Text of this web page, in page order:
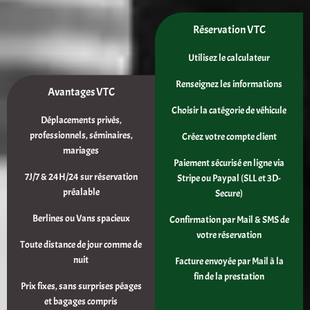
Avantages VTC
Déplacements privés,
professionnels, séminaires,
mariages
7J/7 & 24H/24 sur réservation
préalable
Berlines ou Vans spacieux
Toute distance de jour comme de
nuit
Prix fixes, sans surprises péages
et bagages compris
Réservation VTC
Utilisez le calculateur
Renseignez les informations
Choisir la catégorie de véhicule
Créez votre compte client
Paiement sécurisé en ligne via
Stripe ou Paypal (SLL et 3D-
Secure)
Confirmation par Mail & SMS de
votre réservation
Facture envoyée par Mail à la
fin de la prestation